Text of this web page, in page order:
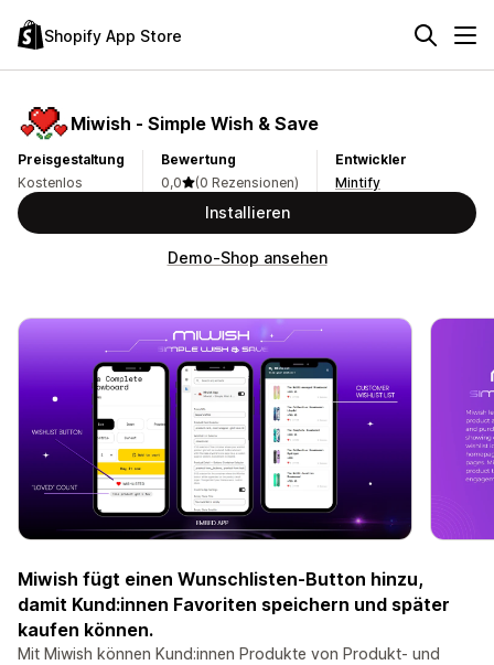
Shopify App Store
Miwish ‑ Simple Wish & Save
Preisgestaltung
Kostenlos
Bewertung
0,0
(0 Rezensionen)
Entwickler
Mintify
Installieren
Demo-Shop ansehen
Miwish fügt einen Wunschlisten-Button hinzu,
damit Kund:innen Favoriten speichern und später
kaufen können.
Mit Miwish können Kund:innen Produkte von Produkt- und